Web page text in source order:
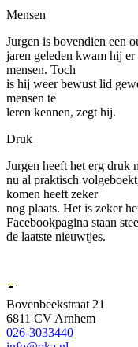
Mensen
Jurgen is bovendien een
jaren geleden kwam hij
mensen. Toch
is hij weer bewust lid
mensen te
leren kennen, zegt hij.
Druk
Jurgen heeft het erg druk
nu al praktisch
komen heeft zeker
nog plaats. Het is zeker
Facebookpagina staan
de laatste nieuwtjes.
Bovenbeekstraat 21
6811 CV Arnhem
026-3033440